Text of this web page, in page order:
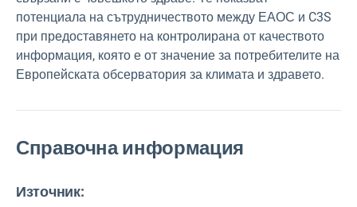
потенциала на сътрудничеството между ЕАОС и C3S
при предоставянето на контролирана от качеството
информация, която е от значение за потребителите на
Европейската обсерватория за климата и здравето.
Справочна информация
Източник: